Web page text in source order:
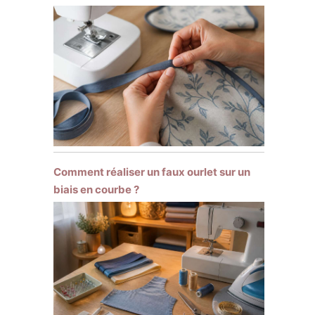
Comment réaliser un faux ourlet sur un
biais en courbe ?